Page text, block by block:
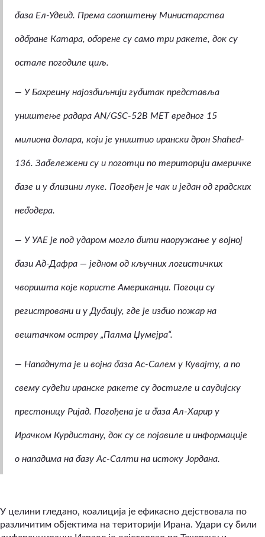
база Ел-Удеид. Према саопштењу Министарства
одбране Катара, оборене су само три ракете, док су
остале погодиле циљ.
— У Бахреину најозбиљнији губитак представља
уништење радара AN/GSC-52B MET вредног 15
милиона долара, који је уништио ирански дрон Shahed-
136. Забележени су и поготци по територији америчке
базе и у близини луке. Погођен је чак и један од градских
небодера.
— У УАЕ је под ударом могло бити наоружање у војној
бази Ад-Дафра — једном од кључних логистичких
чворишта које користе Американци. Погоци су
регистровани и у Дубаију, где је избио пожар на
вештачком острву „Палма Џумејра“.
— Нападнута је и војна база Ас-Салем у Кувајту, а по
свему судећи иранске ракете су достигле и саудијску
престоницу Ријад. Погођена је и база Ал-Харир у
Ирачком Курдистану, док су се појавиле и информације
о нападима на базу Ас-Салти на истоку Јордана.
У целини гледано, коалиција је ефикасно дејствовала по
различитим објектима на територији Ирана. Удари су били